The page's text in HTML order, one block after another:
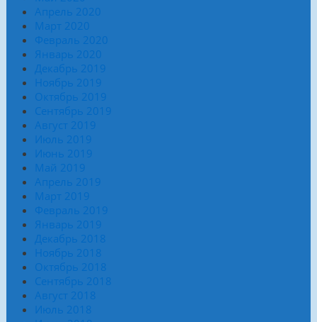
Апрель 2020
Март 2020
Февраль 2020
Январь 2020
Декабрь 2019
Ноябрь 2019
Октябрь 2019
Сентябрь 2019
Август 2019
Июль 2019
Июнь 2019
Май 2019
Апрель 2019
Март 2019
Февраль 2019
Январь 2019
Декабрь 2018
Ноябрь 2018
Октябрь 2018
Сентябрь 2018
Август 2018
Июль 2018